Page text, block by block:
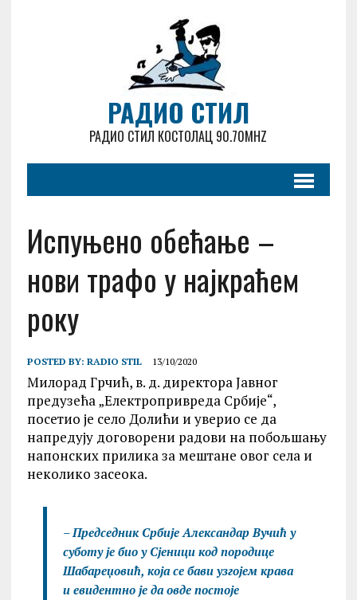
РАДИО СТИЛ
РАДИО СТИЛ КОСТОЛАЦ 90.70MHZ
Испуњено обећање –
нови трафо у најкраћем
року
POSTED BY: RADIO STIL 13/10/2020
Милорад Грчић, в. д. директора Јавног
предузећа „Електропривреда Србије“,
посетио је село Долићи и уверио се да
напредују договорени радови на побољшању
напонских прилика за мештане овог села и
неколико засеока.
– Председник Србије Александар Вучић у
суботу је био у Сјеници код породице
Шабареџовић, која се бави узгојем крава
и евидентно је да овде постоје